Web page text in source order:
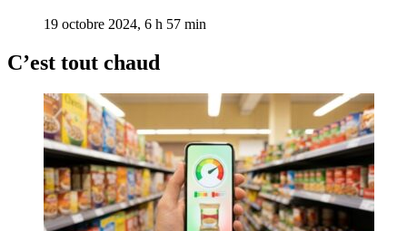
19 octobre 2024, 6 h 57 min
C’est tout chaud